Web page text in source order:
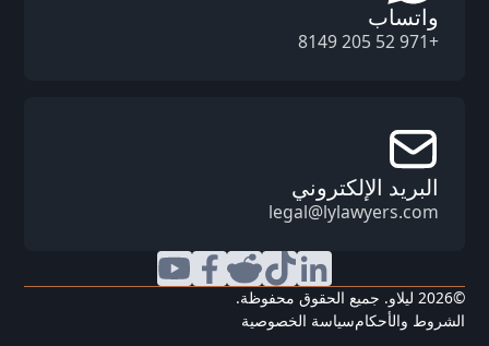
واتساب
+971 52 205 8149
البريد الإلكتروني
legal@lylawyers.com
©
2026 ليلاو. جميع الحقوق محفوظة.
الشروط والأحكامسياسة الخصوصية